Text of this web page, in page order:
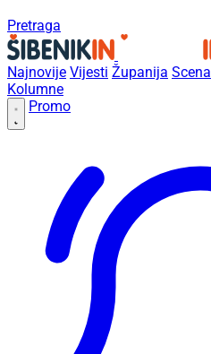
Pretraga
Najnovije Vijesti Županija Scena
Kolumne
Promo